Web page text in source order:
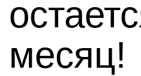
месяц!